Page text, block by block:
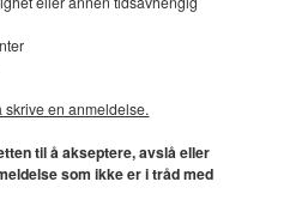
skrive en anmeldelse.
til å akseptere, avslå eller
som ikke er i tråd med